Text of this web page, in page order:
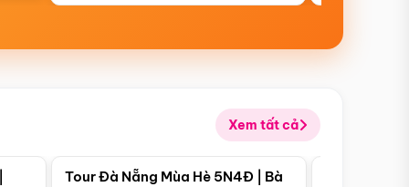
Xem tất cả
Điểm nổi bật
Tour Đà Nẵng Mùa Hè 5N4Đ | Bà